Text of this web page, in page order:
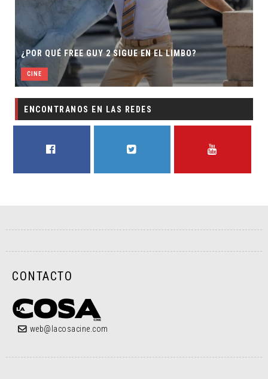
¿POR QUÉ FREE GUY 2 SIGUE EN EL LIMBO?
CINE
ENCONTRANOS EN LAS REDES
CONTACTO
web@lacosacine.com